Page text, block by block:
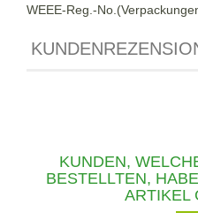
WEEE-Reg.-
KUNDEN,
BESTELLTEN,
ARTIKEL